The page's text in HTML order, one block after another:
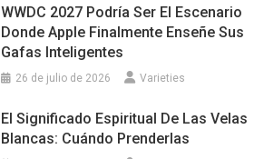
WWDC 2027 Podría Ser El Escenario
Donde Apple Finalmente Enseñe Sus
Gafas Inteligentes
26 de julio de 2026 Varieties
El Significado Espiritual De Las Velas
Blancas: Cuándo Prenderlas